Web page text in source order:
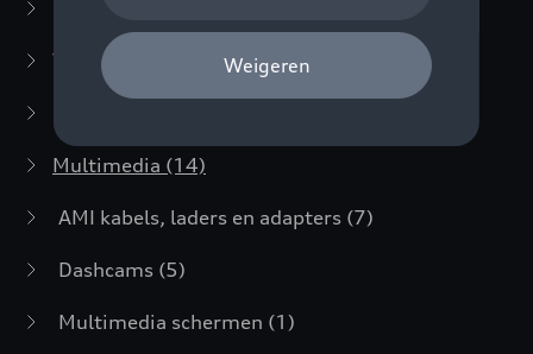
Transport
Multimedia (14)
AMI kabels, laders en adapters (7)
Dashcams (5)
Multimedia schermen (1)